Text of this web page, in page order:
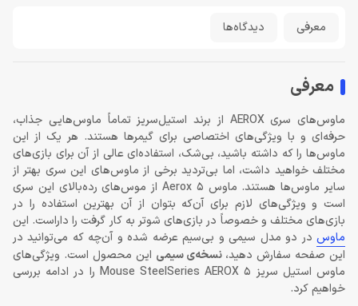
معرفی دیدگاه‌ها
معرفی
ماوس‌های سری AEROX از برند استیل‌سریز تماماً ماوس‌هایی جذاب،
حرفه‌ای و با ویژگی‌های اختصاصی برای گیمرها هستند. هر یک از این
ماوس‌ها را که داشته باشید، بی‌شک، استفاده‌ای عالی از آن برای بازی‌های
مختلف خواهید داشت، اما بی‌تردید برخی از ماوس‌های این سری بهتر از
سایر ماوس‌ها هستند. ماوس Aerox 5 از موس‌های رده‌بالای این سری
است و ویژگی‌های لازم برای آن‌که بتوان از آن بهترین استفاده را در
بازی‌های مختلف و خصوصاً در بازی‌های شوتر به کار گرفت را داراست. این
ماوس در دو مدل سیمی و بی‌سیم عرضه شده و آن‌چه که می‌توانید در
این صفحه سفارش دهید، نسخه‌ی سیمی این محصول است. ویژگی‌های
ماوس استیل سریز Mouse SteelSeries AEROX 5 را در ادامه بررسی
خواهیم کرد.